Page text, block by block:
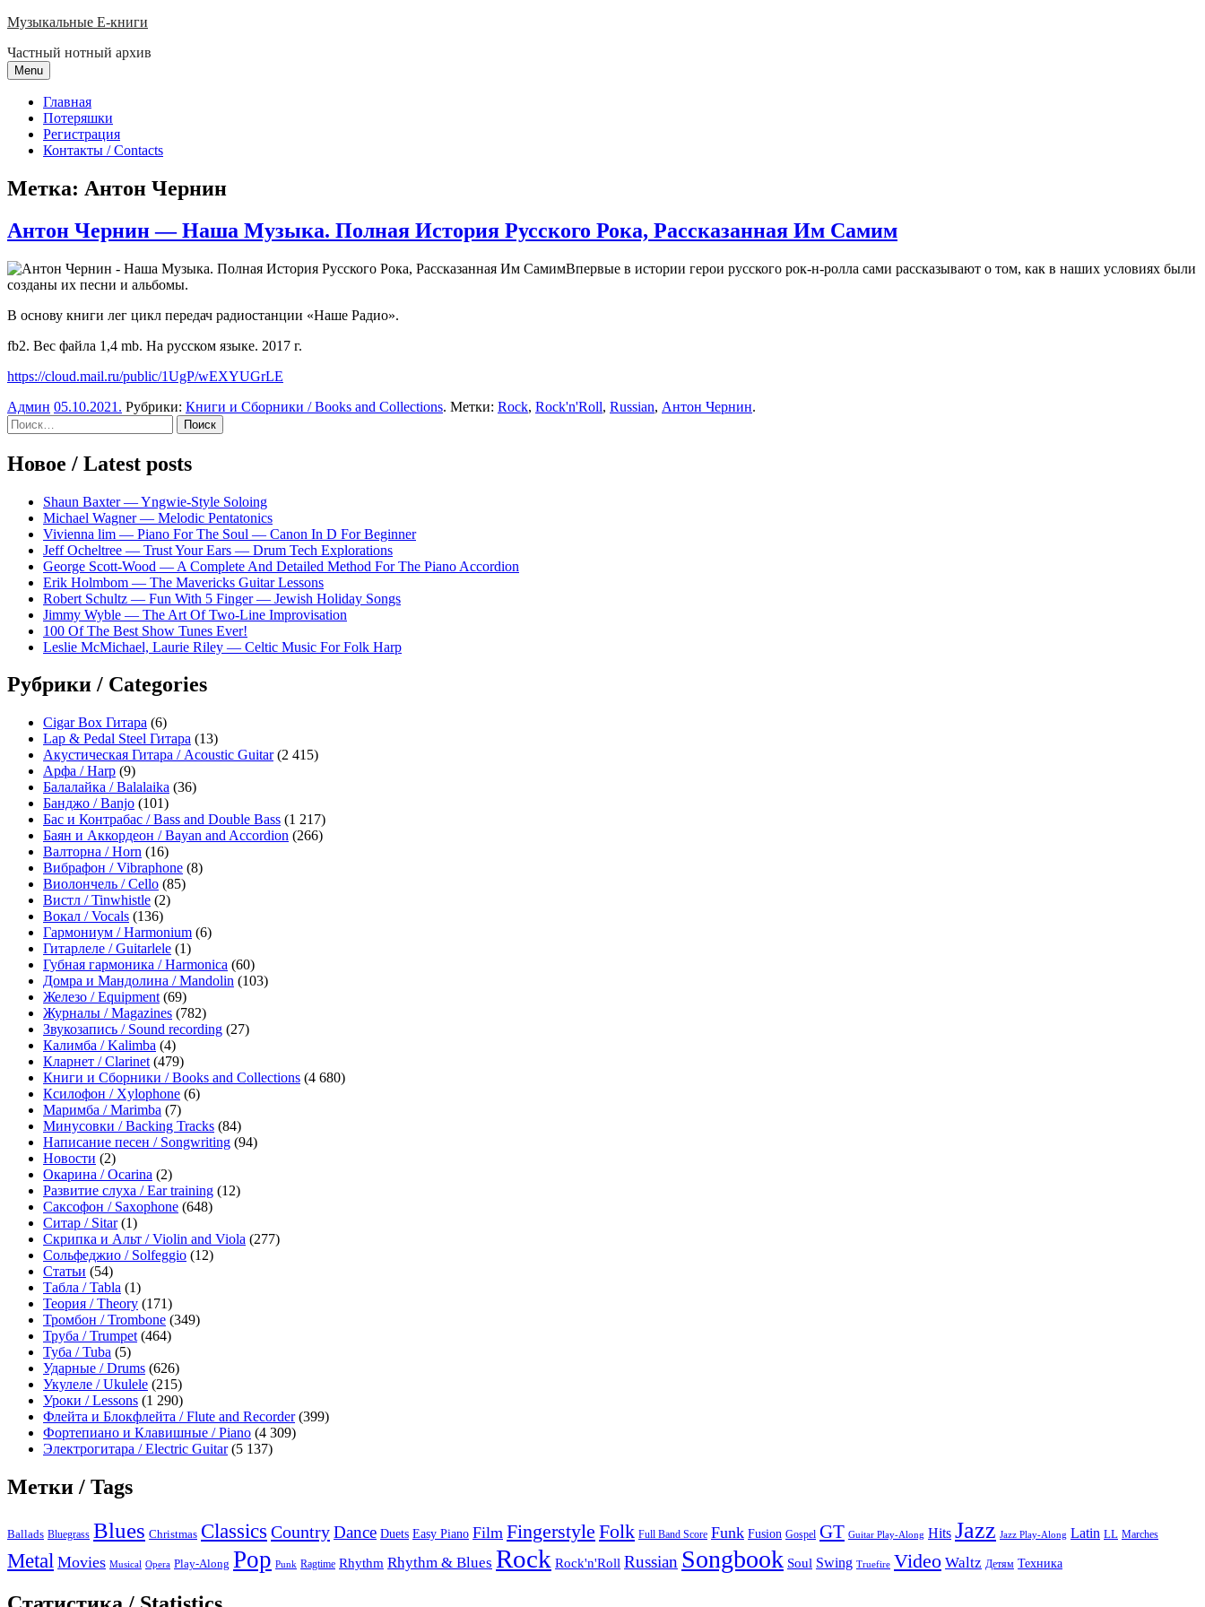
Skip
content
Музыкальные E-книги
Частный нотный архив
Menu
Главная
Потеряшки
Регистрация
Контакты / Contacts
Метка: Антон Чернин
Антон Чернин — Наша Музыка. Полная История Русского Рока, Рассказанная Им Самим
Впервые в истории герои русского рок-н-ролла сами рассказывают о том, как в наших условиях были
созданы их песни и альбомы.
В основу книги лег цикл передач радиостанции «Наше Радио».
fb2. Вес файла 1,4 mb. На русском языке. 2017 г.
https://cloud.mail.ru/public/1UgP/wEXYUGrLE
Админ 05.10.2021 . Рубрики: Книги и Сборники / Books and Collections. Метки: Rock, Rock'n'Roll, Russian, Антон Чернин.
Sidebar
Найти:
Новое / Latest posts
Shaun Baxter — Yngwie-Style Soloing
Michael Wagner — Melodic Pentatonics
Vivienna lim — Piano For The Soul — Canon In D For Beginner
Jeff Ocheltree — Trust Your Ears — Drum Tech Explorations
George Scott-Wood — A Complete And Detailed Method For The Piano Accordion
Erik Holmbom — The Mavericks Guitar Lessons
Robert Schultz — Fun With 5 Finger — Jewish Holiday Songs
Jimmy Wyble — The Art Of Two-Line Improvisation
100 Of The Best Show Tunes Ever!
Leslie McMichael, Laurie Riley — Celtic Music For Folk Harp
Рубрики / Categories
Cigar Box Гитара (6)
Lap & Pedal Steel Гитара (13)
Акустическая Гитара / Acoustic Guitar(2 415)
Арфа / Harp (9)
Балалайка / Balalaika (36)
Банджо / Banjo (101)
Бас и Контрабас / Bass and Double Bass (1 217)
Баян и Аккордеон / Bayan and Accordion (266)
Валторна / Horn (16)
Вибрафон / Vibraphone (8)
Виолончель / Cello (85)
Вистл / Tinwhistle (2)
Вокал / Vocals (136)
Гармониум / Harmonium (6)
Гитарлеле / Guitarlele (1)
Губная гармоника / Harmonica (60)
Домра и Мандолина / Mandolin (103)
Железо / Equipment (69)
Журналы / Magazines (782)
Звукозапись / Sound recording (27)
Калимба / Kalimba (4)
Кларнет / Clarinet (479)
Книги и Сборники / Books and Collections (4 680)
Ксилофон / Xylophone (6)
Маримба / Marimba (7)
Минусовки / Backing Tracks (84)
Написание песен / Songwriting (94)
Новости (2)
Окарина / Ocarina (2)
Развитие слуха / Ear training (12)
Саксофон / Saxophone (648)
Ситар / Sitar(1)
Скрипка и Альт / Violin and Viola (277)
Сольфеджио / Solfeggio (12)
Статьи (54)
Табла / Tabla (1)
Теория / Theory (171)
Тромбон / Trombone (349)
Труба / Trumpet (464)
Туба / Tuba (5)
Ударные / Drums (626)
Укулеле / Ukulele (215)
Уроки / Lessons (1 290)
Флейта и Блокфлейта / Flute and Recorder(399)
Фортепиано и Клавишные / Piano (4 309)
Электрогитара / Electric Guitar(5 137)
Метки / Tags
Ballads Bluegrass Blues Christmas Classics CountryDance Duets Easy Piano Film Fingerstyle Folk Full Band Score Funk Fusion Gospel GT Guitar Play-Along Hits Jazz Jazz Play-Along Latin LL Marches
Metal Movies Musical Opera Play-Along Pop Punk Ragtime Rhythm Rhythm & Blues Rock Rock'n'Roll Russian Songbook Soul Swing Truefire Video Waltz Детям Техника